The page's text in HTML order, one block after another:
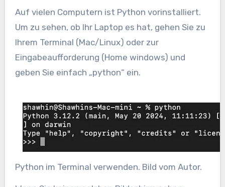
Auf vielen Computern ist Python vorinstalliert.
Um zu sehen, ob Ihr Laptop es hat, gehen Sie zu
Ihrem Terminal (Mac/Linux) oder zur
Eingabeaufforderung (Home windows) und
geben Sie einfach „python“ ein.
Python im Terminal verwenden. Bild vom Autor.